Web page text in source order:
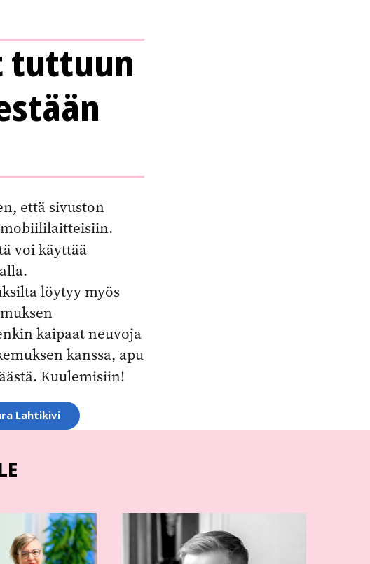
tuttuun
että sivuston
mobiililaitteisiin.
voi käyttää
löytyy myös
kaipaat neuvoja
kanssa, apu
Kuulemisiin!
Lahtikivi